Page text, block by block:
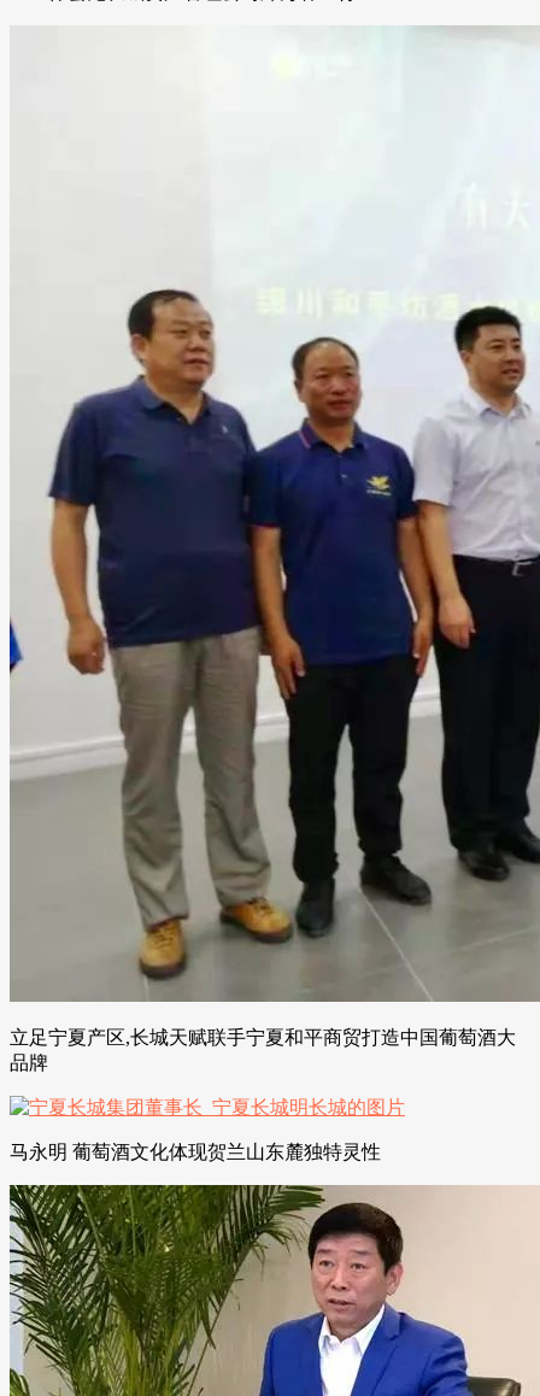
立足宁夏产区,长城天赋联手宁夏和平商贸打造中国葡萄酒大
品牌
马永明 葡萄酒文化体现贺兰山东麓独特灵性